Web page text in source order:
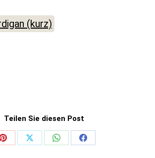
(kurz)
Teilen Sie diesen Post
Share
Share
Share
Share